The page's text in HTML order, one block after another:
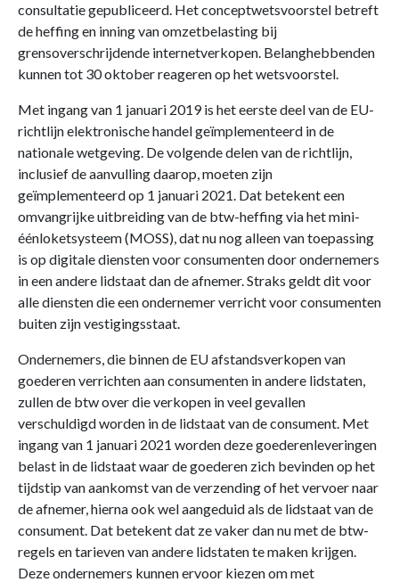
consultatie gepubliceerd. Het conceptwetsvoorstel betreft
de heffing en inning van omzetbelasting bij
grensoverschrijdende internetverkopen. Belanghebbenden
kunnen tot 30 oktober reageren op het wetsvoorstel.
Met ingang van 1 januari 2019 is het eerste deel van de EU-
richtlijn elektronische handel geïmplementeerd in de
nationale wetgeving. De volgende delen van de richtlijn,
inclusief de aanvulling daarop, moeten zijn
geïmplementeerd op 1 januari 2021. Dat betekent een
omvangrijke uitbreiding van de btw-heffing via het mini-
éénloketsysteem (MOSS), dat nu nog alleen van toepassing
is op digitale diensten voor consumenten door ondernemers
in een andere lidstaat dan de afnemer. Straks geldt dit voor
alle diensten die een ondernemer verricht voor consumenten
buiten zijn vestigingsstaat.
Ondernemers, die binnen de EU afstandsverkopen van
goederen verrichten aan consumenten in andere lidstaten,
zullen de btw over die verkopen in veel gevallen
verschuldigd worden in de lidstaat van de consument. Met
ingang van 1 januari 2021 worden deze goederenleveringen
belast in de lidstaat waar de goederen zich bevinden op het
tijdstip van aankomst van de verzending of het vervoer naar
de afnemer, hierna ook wel aangeduid als de lidstaat van de
consument. Dat betekent dat ze vaker dan nu met de btw-
regels en tarieven van andere lidstaten te maken krijgen.
Deze ondernemers kunnen ervoor kiezen om met